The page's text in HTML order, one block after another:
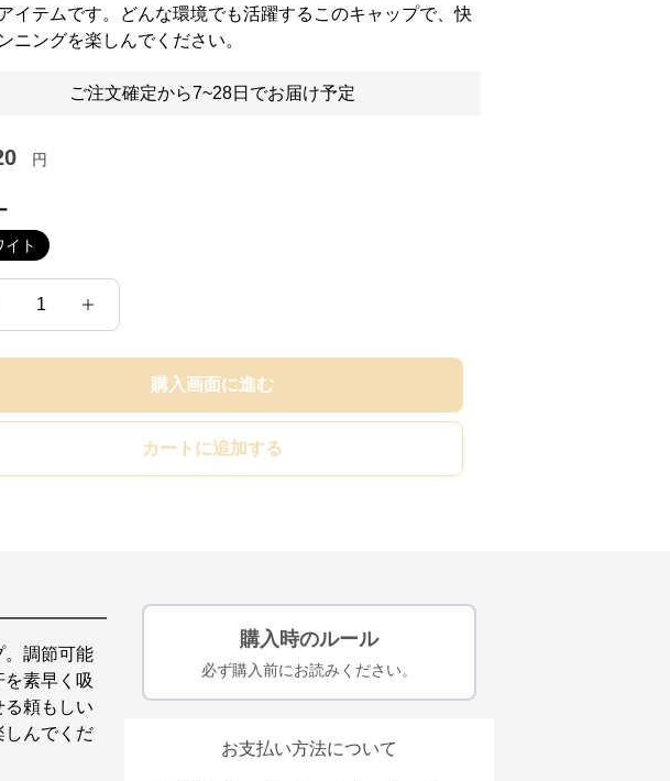
イテムです。どんな環境でも活躍するこのキャップで、快
ニングを楽しんでください。
ご注文確定から7~28日でお届け予定
円
イト
1
購入画面に進む
カートに追加する
。調節可能
素早く吸
頼もしい
しんでくだ
購入時のルール
必ず購入前にお読みください。
お支払い方法について